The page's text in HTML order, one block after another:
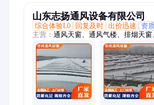
山东志扬通风设备有限公司
综合体验L0
回复及时 出价迅速 资
主营： 通风天窗、通风气楼、排烟天